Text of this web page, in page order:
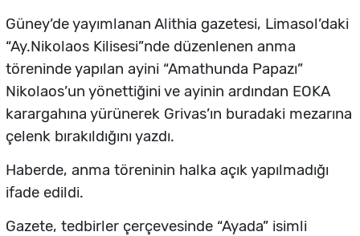
Güney’de yayımlanan Alithia gazetesi, Limasol’daki
“Ay.Nikolaos Kilisesi”nde düzenlenen anma
töreninde yapılan ayini “Amathunda Papazı”
Nikolaos’un yönettiğini ve ayinin ardından EOKA
karargahına yürünerek Grivas’ın buradaki mezarına
çelenk bırakıldığını yazdı.
Haberde, anma töreninin halka açık yapılmadığı
ifade edildi.
Gazete, tedbirler çerçevesinde “Ayada” isimli